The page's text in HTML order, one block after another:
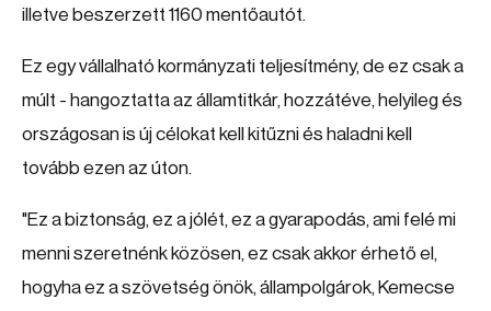
illetve beszerzett 1160 mentőautót.
Ez egy vállalható kormányzati teljesítmény, de ez csak a
múlt - hangoztatta az államtitkár, hozzátéve, helyileg és
országosan is új célokat kell kitűzni és haladni kell
tovább ezen az úton.
"Ez a biztonság, ez a jólét, ez a gyarapodás, ami felé mi
menni szeretnénk közösen, ez csak akkor érhető el,
hogyha ez a szövetség önök, állampolgárok, Kemecse